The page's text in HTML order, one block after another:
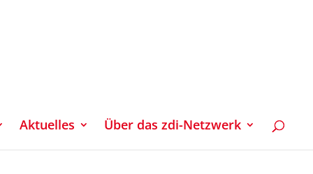
Aktuelles Über das zdi-Netzwerk